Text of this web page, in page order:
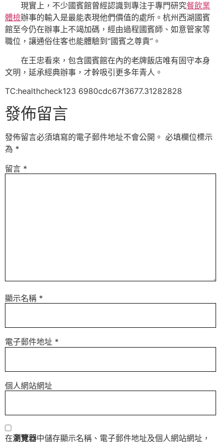
現實上，不少國賓館曾經認識到專注于專門研究餐飲業
體檢辦事的輸入是最能表現他們價值的處所。杭州西湖國賓
館至今仍在辦事上不竭加碼，經由過程國賓師、如意管家等
職位，讓通俗住客也能體驗到“國賓之尊貴”。
在王忠看來，包含國賓館在內的老牌飯店唯有固守本身
文明，延承經典辦事，才幹吸引更多年青人。
TC:healthcheck123 6980cdc67f3677.31282828
發佈留言
發佈留言必須填寫的電子郵件地址不會公開。 必填欄位標示
為 *
留言 *
顯示名稱 *
電子郵件地址 *
個人網站網址
在瀏覽器中儲存顯示名稱、電子郵件地址及個人網站網址，